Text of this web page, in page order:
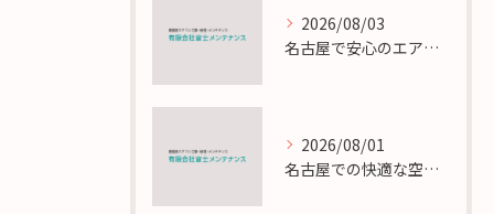
2026/08/03
名古屋で安心のエアコン工事と定期メンテナンスの重要性
2026/08/01
名古屋での快適な空調を実現するエアコンサービスの技術